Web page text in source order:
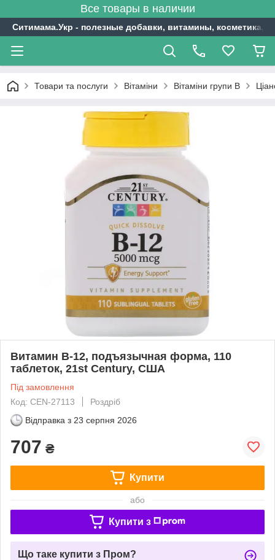
Все товары в наличии
Ситимама.Укр - полезные добавки, витамины, косметика,
Товари та послуги Вітаміни Вітаміни групи В
Витамин B-12, подъязычная форма, 110
таблеток, 21st Century, США
Під замовлення
Код: CEN-27113
Роздріб
Відправка з 23 серпня 2026
707 ₴
Купити
або
Купити з
Що таке купити з Пром?